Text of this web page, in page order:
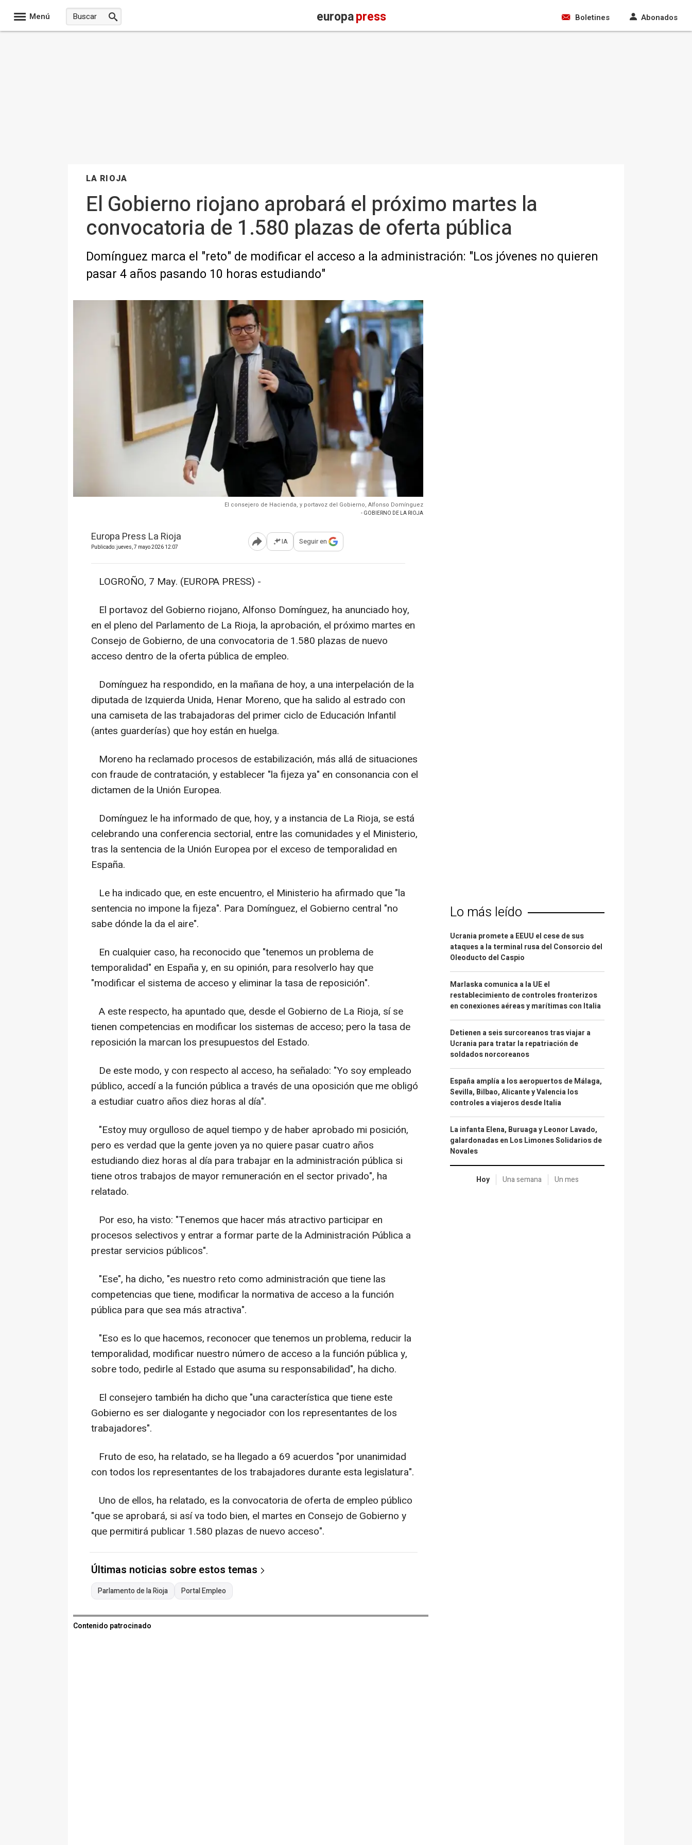
Menú europapress Boletines Abonados
LA RIOJA
El Gobierno riojano aprobará el próximo martes la
convocatoria de 1.580 plazas de oferta pública
Domínguez marca el "reto" de modificar el acceso a la administración: "Los jóvenes no quieren
pasar 4 años pasando 10 horas estudiando"
El consejero de Hacienda, y portavoz del Gobierno, Alfonso Domínguez
- GOBIERNO DE LA RIOJA
Europa Press La Rioja
Publicado: jueves, 7 mayo 2026 12:07 Abrir opciones para compartir
IA Seguir en
LOGROÑO, 7 May. (EUROPA PRESS) -
El portavoz del Gobierno riojano, Alfonso Domínguez, ha anunciado hoy,
en el pleno del Parlamento de La Rioja, la aprobación, el próximo martes en
Consejo de Gobierno, de una convocatoria de 1.580 plazas de nuevo
acceso dentro de la oferta pública de empleo.
Domínguez ha respondido, en la mañana de hoy, a una interpelación de la
diputada de Izquierda Unida, Henar Moreno, que ha salido al estrado con
una camiseta de las trabajadoras del primer ciclo de Educación Infantil
(antes guarderías) que hoy están en huelga.
Moreno ha reclamado procesos de estabilización, más allá de situaciones
con fraude de contratación, y establecer "la fijeza ya" en consonancia con el
dictamen de la Unión Europea.
Domínguez le ha informado de que, hoy, y a instancia de La Rioja, se está
celebrando una conferencia sectorial, entre las comunidades y el Ministerio,
tras la sentencia de la Unión Europea por el exceso de temporalidad en
España.
Le ha indicado que, en este encuentro, el Ministerio ha afirmado que "la
sentencia no impone la fijeza". Para Domínguez, el Gobierno central "no
sabe dónde la da el aire".
En cualquier caso, ha reconocido que "tenemos un problema de
temporalidad" en España y, en su opinión, para resolverlo hay que
"modificar el sistema de acceso y eliminar la tasa de reposición".
A este respecto, ha apuntado que, desde el Gobierno de La Rioja, sí se
tienen competencias en modificar los sistemas de acceso; pero la tasa de
reposición la marcan los presupuestos del Estado.
De este modo, y con respecto al acceso, ha señalado: "Yo soy empleado
público, accedí a la función pública a través de una oposición que me obligó
a estudiar cuatro años diez horas al día".
"Estoy muy orgulloso de aquel tiempo y de haber aprobado mi posición,
pero es verdad que la gente joven ya no quiere pasar cuatro años
estudiando diez horas al día para trabajar en la administración pública si
tiene otros trabajos de mayor remuneración en el sector privado", ha
relatado.
Por eso, ha visto: "Tenemos que hacer más atractivo participar en
procesos selectivos y entrar a formar parte de la Administración Pública a
prestar servicios públicos".
"Ese", ha dicho, "es nuestro reto como administración que tiene las
competencias que tiene, modificar la normativa de acceso a la función
pública para que sea más atractiva".
"Eso es lo que hacemos, reconocer que tenemos un problema, reducir la
temporalidad, modificar nuestro número de acceso a la función pública y,
sobre todo, pedirle al Estado que asuma su responsabilidad", ha dicho.
El consejero también ha dicho que "una característica que tiene este
Gobierno es ser dialogante y negociador con los representantes de los
trabajadores".
Fruto de eso, ha relatado, se ha llegado a 69 acuerdos "por unanimidad
con todos los representantes de los trabajadores durante esta legislatura".
Uno de ellos, ha relatado, es la convocatoria de oferta de empleo público
"que se aprobará, si así va todo bien, el martes en Consejo de Gobierno y
que permitirá publicar 1.580 plazas de nuevo acceso".
Últimas noticias sobre estos temas
Parlamento de la Rioja Portal Empleo
Contenido patrocinado
Lo más leído
Ucrania promete a EEUU el cese de sus
ataques a la terminal rusa del Consorcio del
Oleoducto del Caspio
Marlaska comunica a la UE el
restablecimiento de controles fronterizos
en conexiones aéreas y marítimas con Italia
Detienen a seis surcoreanos tras viajar a
Ucrania para tratar la repatriación de
soldados norcoreanos
España amplía a los aeropuertos de Málaga,
Sevilla, Bilbao, Alicante y Valencia los
controles a viajeros desde Italia
La infanta Elena, Buruaga y Leonor Lavado,
galardonadas en Los Limones Solidarios de
Novales
Hoy Una semana Un mes